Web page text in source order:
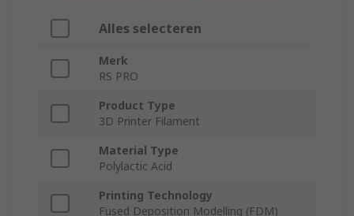
Alles selecteren
Merk
RS PRO
Product Type
3D Printer Filament
Material Type
Polylactic Acid
Printing Technology
Fused Deposition Modelling (FDM)